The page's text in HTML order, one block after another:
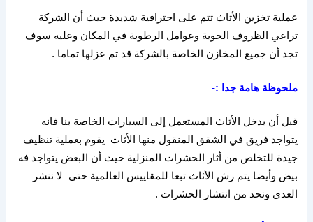
عملية تخزين الأثاث تتم على احترافية شديدة حيث أن الشركة
تراعي الظروف الجوية وعوامل الرطوبة في المكان وعليه سوف
تجد أن جميع المخازن الخاصة بالشركة قد تم عزلها تماما .
ملحوظة هامة جدا :-
قبل أن يدخل الأثاث المستعمل إلى السيارات الخاصة بنا فانه
يتواجد فريق في الشقق المنقول منها الأثاث
يقوم بعملية تنظيف
جيدة للتخلص من أثار الحشرات المنزلية حيث أن البعض يتواجد فه
بيض وأيضا يتم رش الأثاث تبعا للمقاييس العالمية حتى
لا ننشر
العدى ونحد من انتشار الحشرات .